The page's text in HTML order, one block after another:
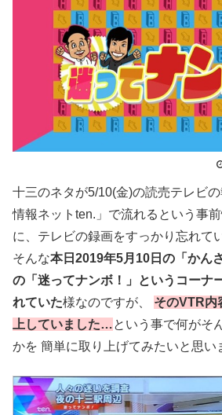
十三のネタが5/10(金)の読売テレビ
情報ネットten.」で流れるという事
に、テレビの録画をすっかり忘れて
そんな本日2019年5月10日の「かん
の「迷ってナンボ！」というコーナ
れていた様なのですが、 そのVTR内
上していました…という事で何がそ
かを 簡単に取り上げてみたいと思い